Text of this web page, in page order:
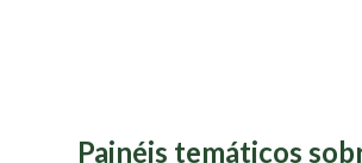
Painéis temáticos